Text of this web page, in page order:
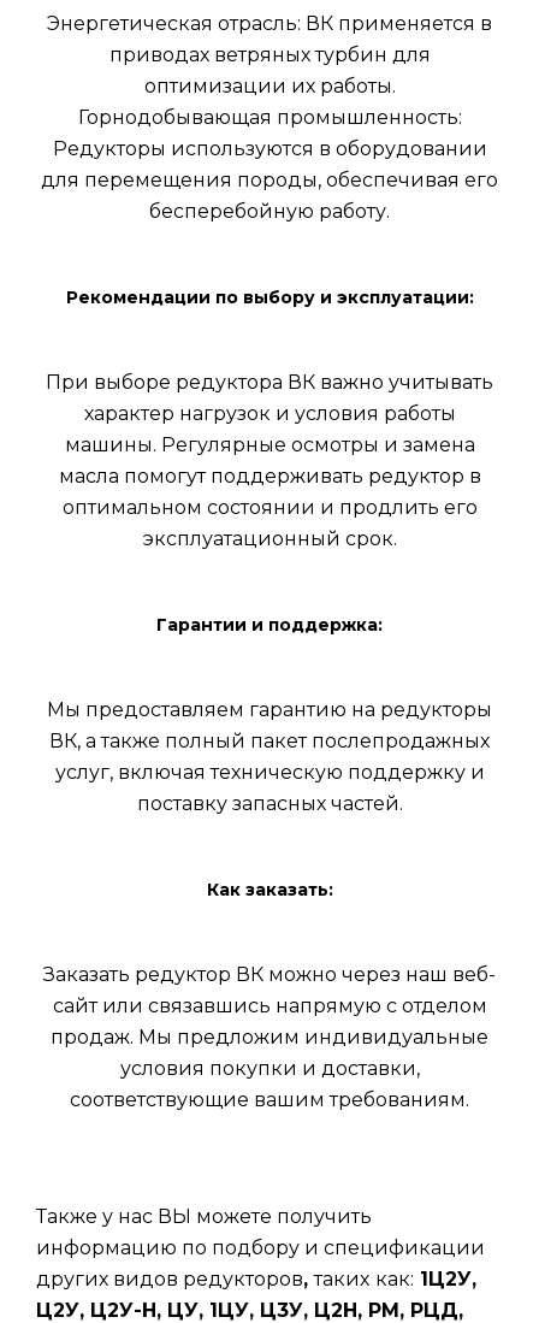
Энергетическая отрасль: ВК применяется в
приводах ветряных турбин для
оптимизации их работы.
Горнодобывающая промышленность:
Редукторы используются в оборудовании
для перемещения породы, обеспечивая его
бесперебойную работу.
Рекомендации по выбору и эксплуатации:
При выборе редуктора ВК важно учитывать
характер нагрузок и условия работы
машины. Регулярные осмотры и замена
масла помогут поддерживать редуктор в
оптимальном состоянии и продлить его
эксплуатационный срок.
Гарантии и поддержка:
Мы предоставляем гарантию на редукторы
ВК, а также полный пакет послепродажных
услуг, включая техническую поддержку и
поставку запасных частей.
Как заказать:
Заказать редуктор ВК можно через наш веб-
сайт или связавшись напрямую с отделом
продаж. Мы предложим индивидуальные
условия покупки и доставки,
соответствующие вашим требованиям.
Также у нас ВЫ можете получить
информацию по подбору и спецификации
других видов редукторов,таких как: 1Ц2У,
Ц2У, Ц2У-Н, ЦУ, 1ЦУ, Ц3У, Ц2Н, РМ, РЦД,